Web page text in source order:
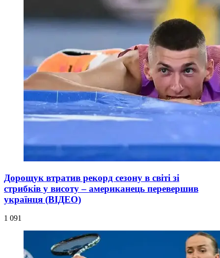
Дорощук втратив рекорд сезону в світі зі
стрибків у висоту – американець перевершив
українця (ВІДЕО)
1 091